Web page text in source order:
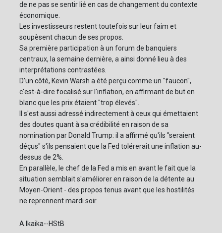
de ne pas se sentir lié en cas de changement du contexte
économique.
Les investisseurs restent toutefois sur leur faim et
soupèsent chacun de ses propos.
Sa première participation à un forum de banquiers
centraux, la semaine dernière, a ainsi donné lieu à des
interprétations contrastées.
D'un côté, Kevin Warsh a été perçu comme un "faucon",
c'est-à-dire focalisé sur l'inflation, en affirmant de but en
blanc que les prix étaient "trop élevés".
Il s'est aussi adressé indirectement à ceux qui émettaient
des doutes quant à sa crédibilité en raison de sa
nomination par Donald Trump: il a affirmé qu'ils "seraient
déçus" s'ils pensaient que la Fed tolérerait une inflation au-
dessus de 2%.
En parallèle, le chef de la Fed a mis en avant le fait que la
situation semblait s'améliorer en raison de la détente au
Moyen-Orient - des propos tenus avant que les hostilités
ne reprennent mardi soir.
A.Ikaika--HStB